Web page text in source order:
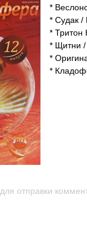
*
* Судак /
* Тритон
* Щитни
*
*
для отправки